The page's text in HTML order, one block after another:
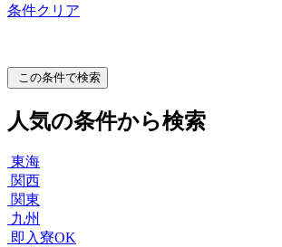
条件クリア
この条件で検索
人気の条件から検索
東海
関西
関東
九州
即入寮OK